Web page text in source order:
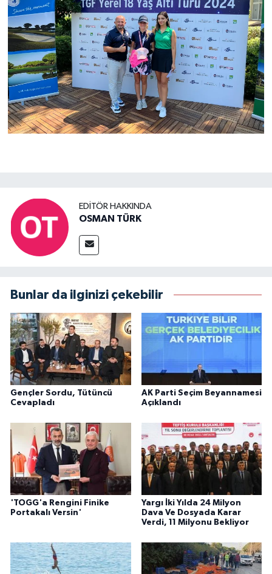
EDITÖR HAKKINDA
OSMAN TÜRK
Bunlar da ilginizi çekebilir
Gençler Sordu, Tütüncü
Cevapladı
AK Parti Seçim Beyannamesi
Açıklandı
'TOGG'a Rengini Finike
Portakalı Versin'
Yargı İki Yılda 24 Milyon
Dava Ve Dosyada Karar
Verdi, 11 Milyonu Bekliyor